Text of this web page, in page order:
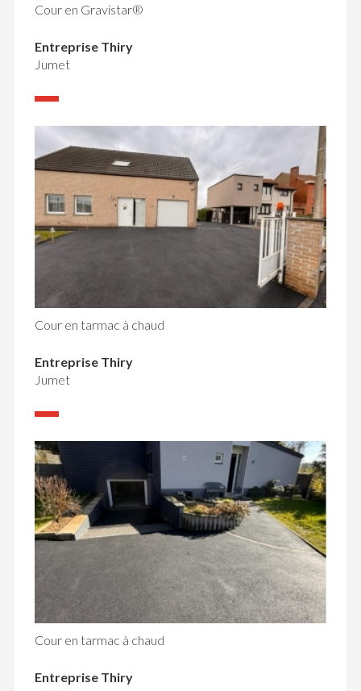
Cour en Gravistar®
Entreprise Thiry
Jumet
Cour en tarmac à chaud
Entreprise Thiry
Jumet
Cour en tarmac à chaud
Entreprise Thiry